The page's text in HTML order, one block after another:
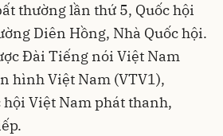
thường lần thứ 5, Quốc hội
Diên Hồng, Nhà Quốc hội.
Đài Tiếng nói Việt Nam
hình Việt Nam (VTV1),
Việt Nam phát thanh,